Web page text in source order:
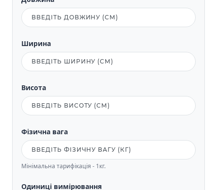
Ширина
Висота
Фізична вага
Мінімальна тарифікація - 1кг.
Одиниці вимірювання